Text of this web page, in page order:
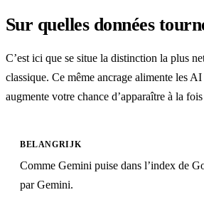
Sur quelles données
C’est ici que se situe la distinction la plus
classique. Ce même ancrage alimente les
augmente votre chance d’apparaître à la
BELANGRIJK
Comme Gemini puise dans l’index de
par Gemini.